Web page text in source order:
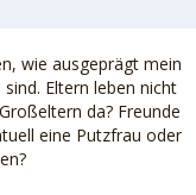
wie ausgeprägt mein
Eltern leben nicht
da? Freunde
eine Putzfrau oder